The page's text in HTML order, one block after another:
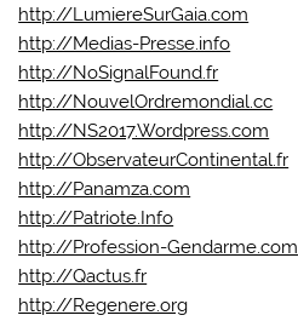
http://LumiereSurGaia.com
http://Medias-Presse.info
http://NoSignalFound.fr
http://NouvelOrdremondial.cc
http://NS2017.Wordpress.com
http://ObservateurContinental.fr
http://Panamza.com
http://Patriote.Info
http://Profession-Gendarme.com
http://Qactus.fr
http://Regenere.org